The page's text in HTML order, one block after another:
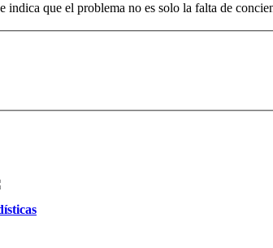
que el problema no es solo la falta de